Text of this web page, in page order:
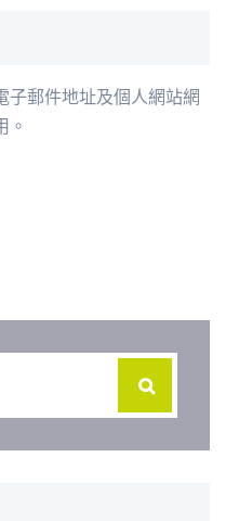
子郵件地址及個人網站網
。